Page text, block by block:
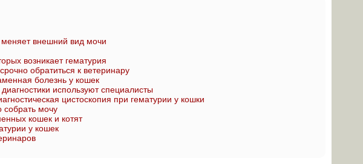
меняет внешний вид мочи
возникает гематурия
обратиться к ветеринару
болезнь у кошек
используют специалисты
цистоскопия при гематурии у кошки
собрать мочу
кошек и котят
у кошек